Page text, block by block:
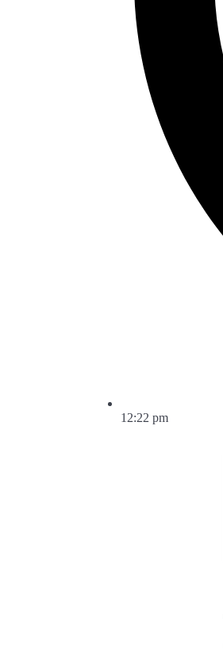
12:22 pm